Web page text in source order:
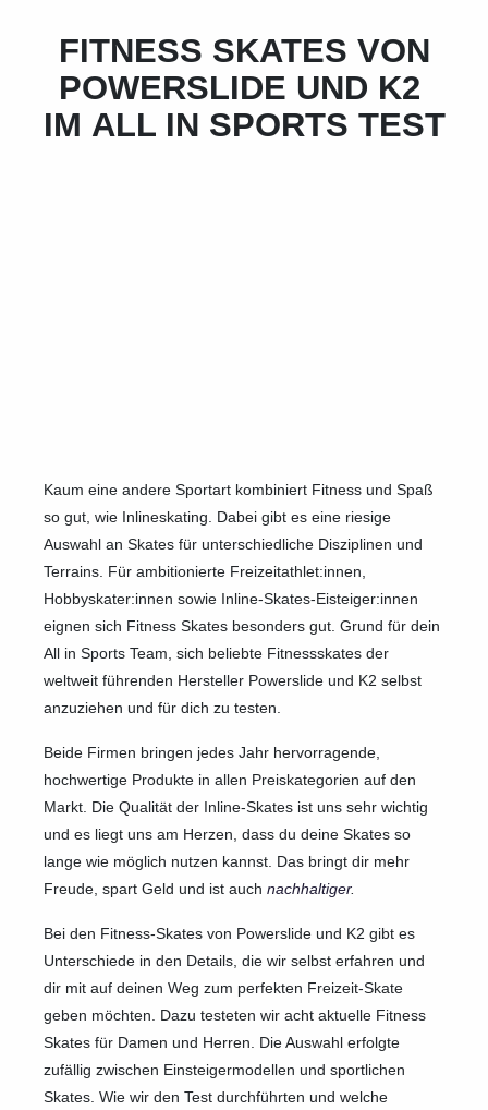
FITNESS SKATES VON
POWERSLIDE UND K2
IM ALL IN SPORTS TEST
Kaum eine andere Sportart kombiniert Fitness und Spaß
so gut, wie Inlineskating. Dabei gibt es eine riesige
Auswahl an Skates für unterschiedliche Disziplinen und
Terrains. Für ambitionierte Freizeitathlet:innen,
Hobbyskater:innen sowie Inline-Skates-Eisteiger:innen
eignen sich Fitness Skates besonders gut. Grund für dein
All in Sports Team, sich beliebte Fitnessskates der
weltweit führenden Hersteller Powerslide und K2 selbst
anzuziehen und für dich zu testen.
Beide Firmen bringen jedes Jahr hervorragende,
hochwertige Produkte in allen Preiskategorien auf den
Markt. Die Qualität der Inline-Skates ist uns sehr wichtig
und es liegt uns am Herzen, dass du deine Skates so
lange wie möglich nutzen kannst. Das bringt dir mehr
Freude, spart Geld und ist auch nachhaltiger.
Bei den Fitness-Skates von Powerslide und K2 gibt es
Unterschiede in den Details, die wir selbst erfahren und
dir mit auf deinen Weg zum perfekten Freizeit-Skate
geben möchten. Dazu testeten wir acht aktuelle Fitness
Skates für Damen und Herren. Die Auswahl erfolgte
zufällig zwischen Einsteigermodellen und sportlichen
Skates. Wie wir den Test durchführten und welche